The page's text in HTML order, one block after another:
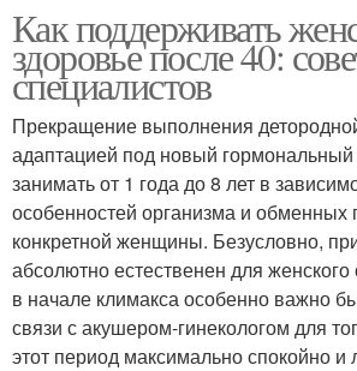
здоровье
Как поддерживать
здоровье после 40:
специалистов
Прекращение выполнения
адаптацией под новый
занимать от 1 года до 8 лет в
особенностей организма и обменных
конкретной женщины. Безусловно,
абсолютно естественен для
в начале климакса особенно важно
связи с акушером-гинекологом для
этот период максимально спокойно и